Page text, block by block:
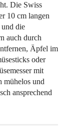
Die Swiss
10 cm langen
die
auch durch
Äpfel im
oder
mit
mühelos und
ansprechend